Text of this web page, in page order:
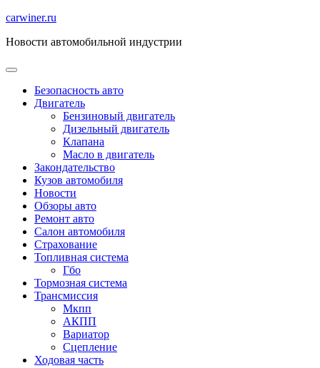
Перейти
содержимому
carwiner.ru
Новости автомобильной индустрии
Безопасность авто
Двигатель
Бензиновый двигатель
Дизельный двигатель
Клапана
Масло в двигатель
Закондательство
Кузов автомобиля
Новости
Обзоры авто
Ремонт авто
Салон автомобиля
Страхование
Топливная система
Гбо
Тормозная система
Трансмиссия
Мкпп
АКПП
Вариатор
Сцепление
Ходовая часть